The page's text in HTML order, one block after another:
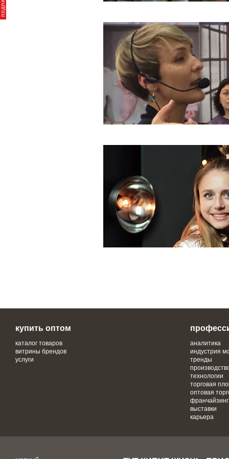
купить оптом
каталог товаров
витрины брендов
услуги
аналитика
индустрия
тренды
технологии
торговая
оптовая
франчайзинг
выставки
карьера